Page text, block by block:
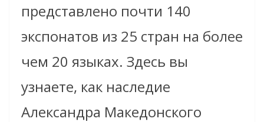
представлено почти 140
экспонатов из 25 стран на более
чем 20 языках. Здесь вы
узнаете, как наследие
Александра Македонского